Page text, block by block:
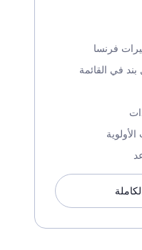
فرنسا
في القائمة